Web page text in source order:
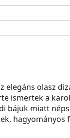
elegáns olasz
ismertek a
bájuk miatt
hagyományos